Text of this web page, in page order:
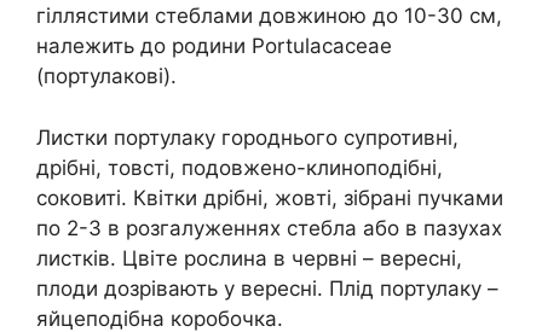
гіллястими стеблами довжиною до 10-30 см,
належить до родини Portulacaceae
(портулакові).
Листки портулаку городнього супротивні,
дрібні, товсті, подовжено-клиноподібні,
соковиті. Квітки дрібні, жовті, зібрані пучками
по 2-3 в розгалуженнях стебла або в пазухах
листків. Цвіте рослина в червні – вересні,
плоди дозрівають у вересні. Плід портулаку –
яйцеподібна коробочка.